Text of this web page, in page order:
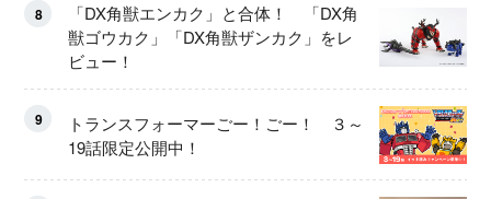
8
「DX角獣エンカク」と合体！ 「DX角
獣ゴウカク」「DX角獣ザンカク」をレ
ビュー！
9
トランスフォーマーごー！ごー！ ３～
19話限定公開中！